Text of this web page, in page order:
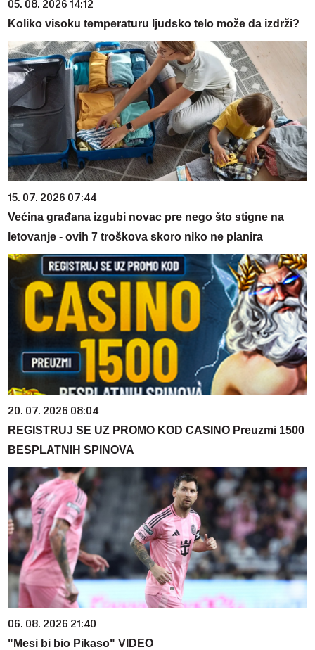
05. 08. 2026 14:12
Koliko visoku temperaturu ljudsko telo može da izdrži?
15. 07. 2026 07:44
Većina građana izgubi novac pre nego što stigne na
letovanje - ovih 7 troškova skoro niko ne planira
20. 07. 2026 08:04
REGISTRUJ SE UZ PROMO KOD CASINO Preuzmi 1500
BESPLATNIH SPINOVA
06. 08. 2026 21:40
"Mesi bi bio Pikaso" VIDEO